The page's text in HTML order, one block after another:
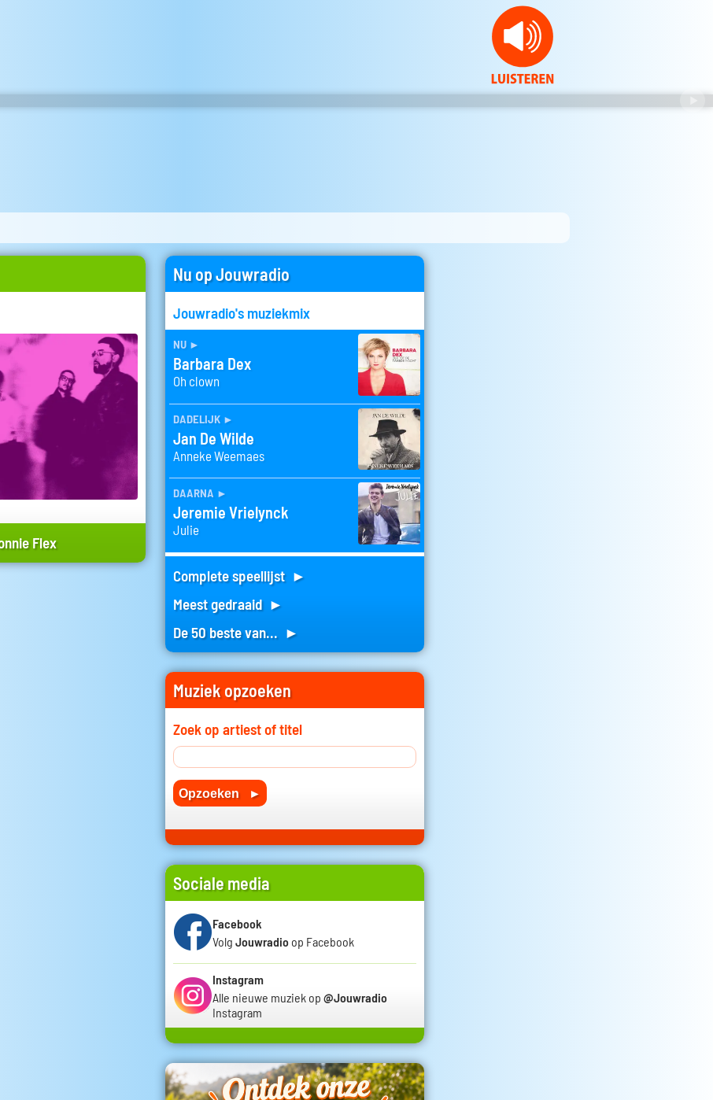
Flex
Nu op Jouwradio
Jouwradio's muziekmix
nu ►
Barbara Dex
Oh clown
dadelijk ►
Jan De Wilde
Anneke Weemaes
daarna ►
Jeremie Vrielynck
Julie
Complete speellijst ►
Meest gedraaid ►
De 50 beste van... ►
Muziek opzoeken
Zoek op artiest of titel
Sociale media
Facebook
Volg Jouwradio op Facebook
Instagram
Alle nieuwe muziek op @Jouwradio
Instagram